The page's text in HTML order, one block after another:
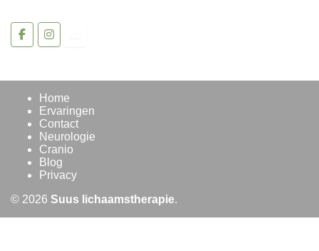
Home
Ervaringen
Contact
Neurologie
Cranio
Blog
Privacy
© 2026 Suus lichaamstherapie.